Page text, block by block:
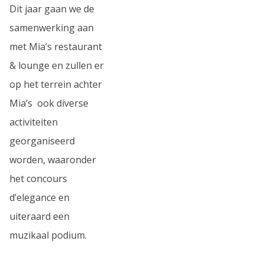
Dit jaar gaan we de
samenwerking aan
met Mia’s restaurant
& lounge en zullen er
op het terrein achter
Mia’s ook diverse
activiteiten
georganiseerd
worden, waaronder
het concours
d’elegance en
uiteraard een
muzikaal podium.